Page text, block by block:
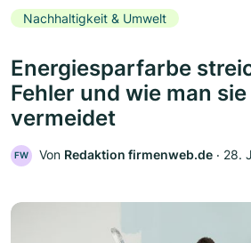
Nachhaltigkeit & Umwelt
Energiesparfarbe
Fehler und wie man
vermeidet
FW Von Redaktion firmenweb.de ‧ 28.